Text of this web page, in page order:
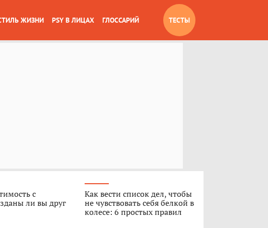
ЖИЗНИ PSY В ЛИЦАХ ГЛОССАРИЙ ТЕСТЫ
с
ли вы друг
Как вести список дел, чтобы
не чувствовать себя белкой в
колесе: 6 простых правил